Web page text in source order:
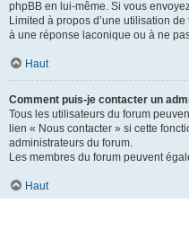
phpBB en lui-même. Si vous
Limited à propos d’une utilisation
à une réponse laconique ou à ne
Haut
Comment puis-je contacter un
Tous les utilisateurs du forum
lien « Nous contacter » si cette
administrateurs du forum.
Les membres du forum peuvent
Haut